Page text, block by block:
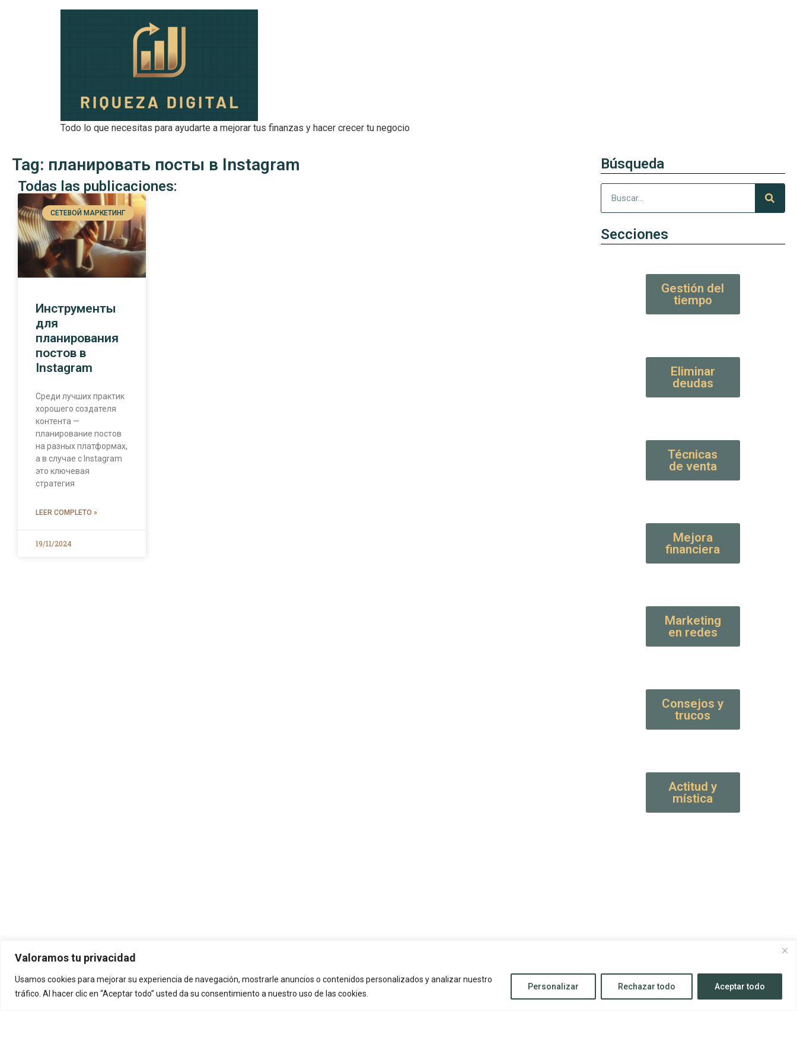
Valoramos tu privacidad
Usamos cookies para mejorar su experiencia de navegación, mostrarle anuncios o contenidos personalizados y analizar nuestro
tráfico. Al hacer clic en “Aceptar todo” usted da su consentimiento a nuestro uso de las cookies.
Personalizar Rechazar todo Aceptar todo
Todo lo que necesitas para ayudarte a mejorar tus finanzas y hacer crecer tu negocio
Tag: планировать посты в Instagram
Todas las publicaciones:
СЕТЕВОЙ МАРКЕТИНГ
Инструменты
для
планирования
постов в
Instagram
Среди лучших практик
хорошего создателя
контента —
планирование постов
на разных платформах,
а в случае с Instagram
это ключевая
стратегия
LEER COMPLETO »
19/11/2024
Búsqueda
Secciones
Gestión del
tiempo
Eliminar
deudas
Técnicas
de venta
Mejora
financiera
Marketing
en redes
Consejos y
trucos
Actitud y
mística